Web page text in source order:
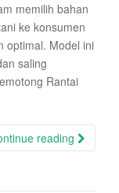
memilih bahan
ke konsumen
optimal. Model ini
saling
Rantai
reading